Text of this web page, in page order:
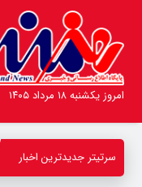
امروز یکشنبه ۱۸ مرداد ۱۴۰۵
سرتیتر جدیدترین اخبار